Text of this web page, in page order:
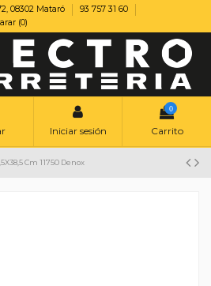
08302 Mataró
93 757 31 60
(0)
Iniciar sesión
0
Carrito
Cm 11750 Denox